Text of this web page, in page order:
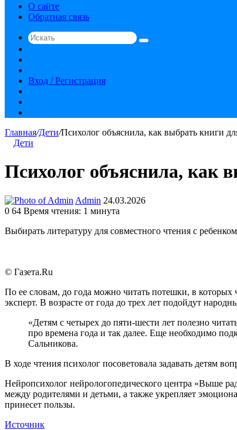
О сайте
Обратная связь
Искать
статья
Вход / Регистрация
Главная/Дети/Психолог объяснила, как выбрать книги
Дети
Психолог объяснила, как
Admin Send
an
24.03.2026
0 64 Время чтения: 1 минута
Выбирать литературу для совместного чтения с
© Газета.Ru
По ее словам, до года можно читать потешки, в которых
эксперт. В возрасте от года до трех лет подойдут
«Детям с четырех до пяти-шести лет полезно
про времена года и так далее. Еще необходимо
Сальникова.
В ходе чтения психолог посоветовала задавать детям
Нейропсихолог нейрологопедического центра «Выше
между родителями и детьми, а также укрепляет
принесет пользы.
Источник